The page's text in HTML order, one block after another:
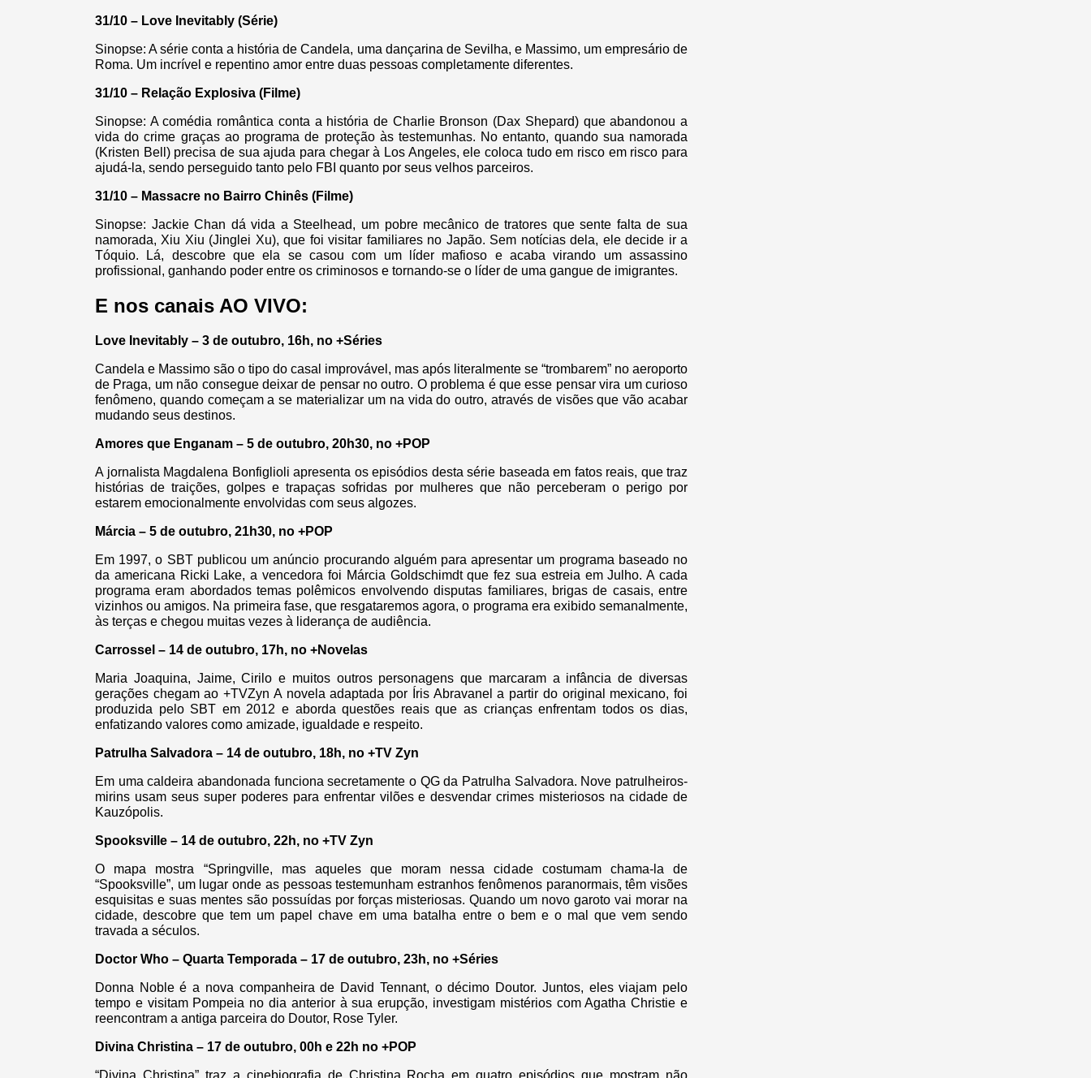
31/10 – Love Inevitably (Série)
Sinopse: A série conta a história de Candela, uma dançarina de Sevilha, e Massimo, um empresário de
Roma. Um incrível e repentino amor entre duas pessoas completamente diferentes.
31/10 – Relação Explosiva (Filme)
Sinopse: A comédia romântica conta a história de Charlie Bronson (Dax Shepard) que abandonou a
vida do crime graças ao programa de proteção às testemunhas. No entanto, quando sua namorada
(Kristen Bell) precisa de sua ajuda para chegar à Los Angeles, ele coloca tudo em risco em risco para
ajudá-la, sendo perseguido tanto pelo FBI quanto por seus velhos parceiros.
31/10 – Massacre no Bairro Chinês (Filme)
Sinopse: Jackie Chan dá vida a Steelhead, um pobre mecânico de tratores que sente falta de sua
namorada, Xiu Xiu (Jinglei Xu), que foi visitar familiares no Japão. Sem notícias dela, ele decide ir a
Tóquio. Lá, descobre que ela se casou com um líder mafioso e acaba virando um assassino
profissional, ganhando poder entre os criminosos e tornando-se o líder de uma gangue de imigrantes.
E nos canais AO VIVO:
Love Inevitably – 3 de outubro, 16h, no +Séries
Candela e Massimo são o tipo do casal improvável, mas após literalmente se “trombarem” no aeroporto
de Praga, um não consegue deixar de pensar no outro. O problema é que esse pensar vira um curioso
fenômeno, quando começam a se materializar um na vida do outro, através de visões que vão acabar
mudando seus destinos.
Amores que Enganam – 5 de outubro, 20h30, no +POP
A jornalista Magdalena Bonfiglioli apresenta os episódios desta série baseada em fatos reais, que traz
histórias de traições, golpes e trapaças sofridas por mulheres que não perceberam o perigo por
estarem emocionalmente envolvidas com seus algozes.
Márcia – 5 de outubro, 21h30, no +POP
Em 1997, o SBT publicou um anúncio procurando alguém para apresentar um programa baseado no
da americana Ricki Lake, a vencedora foi Márcia Goldschimdt que fez sua estreia em Julho. A cada
programa eram abordados temas polêmicos envolvendo disputas familiares, brigas de casais, entre
vizinhos ou amigos. Na primeira fase, que resgataremos agora, o programa era exibido semanalmente,
às terças e chegou muitas vezes à liderança de audiência.
Carrossel – 14 de outubro, 17h, no +Novelas
Maria Joaquina, Jaime, Cirilo e muitos outros personagens que marcaram a infância de diversas
gerações chegam ao +TVZyn A novela adaptada por Íris Abravanel a partir do original mexicano, foi
produzida pelo SBT em 2012 e aborda questões reais que as crianças enfrentam todos os dias,
enfatizando valores como amizade, igualdade e respeito.
Patrulha Salvadora – 14 de outubro, 18h, no +TV Zyn
Em uma caldeira abandonada funciona secretamente o QG da Patrulha Salvadora. Nove patrulheiros-
mirins usam seus super poderes para enfrentar vilões e desvendar crimes misteriosos na cidade de
Kauzópolis.
Spooksville – 14 de outubro, 22h, no +TV Zyn
O mapa mostra “Springville, mas aqueles que moram nessa cidade costumam chama-la de
“Spooksville”, um lugar onde as pessoas testemunham estranhos fenômenos paranormais, têm visões
esquisitas e suas mentes são possuídas por forças misteriosas. Quando um novo garoto vai morar na
cidade, descobre que tem um papel chave em uma batalha entre o bem e o mal que vem sendo
travada a séculos.
Doctor Who – Quarta Temporada – 17 de outubro, 23h, no +Séries
Donna Noble é a nova companheira de David Tennant, o décimo Doutor. Juntos, eles viajam pelo
tempo e visitam Pompeia no dia anterior à sua erupção, investigam mistérios com Agatha Christie e
reencontram a antiga parceira do Doutor, Rose Tyler.
Divina Christina – 17 de outubro, 00h e 22h no +POP